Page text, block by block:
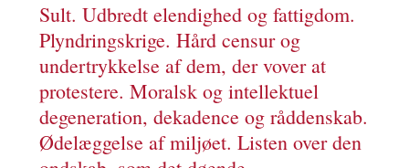
Sult. Udbredt elendighed og fattigdom.
Plyndringskrige. Hård censur og
undertrykkelse af dem, der vover at
protestere. Moralsk og intellektuel
degeneration, dekadence og råddenskab.
Ødelæggelse af miljøet. Listen over den